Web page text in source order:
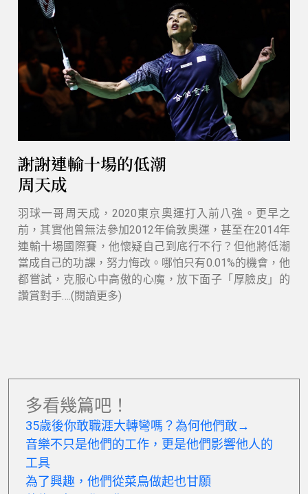
謝謝連輸十場的低潮
周天成
羽球一哥周天成，2020東京奧運打入前八強。更早之
前，其實他曾無法參加2012年倫敦奧運，甚至在2014年
連輸十場國際賽，他懷疑自己到底行不行？但他將低潮
當成自己的功課，努力悔改。哪怕只有0.01%的機會，他
都嘗試，克服心中高傲的心魔，放下面子「厚臉皮」的
讚賞對手….(閱讀更多)
多看幾篇吧！
35歲後你敢職涯大轉彎嗎？為何他們敢→
音樂不只是他們的工作， 更是他們影響他人的
工具
為了興趣，他們從菜鳥做起也甘願